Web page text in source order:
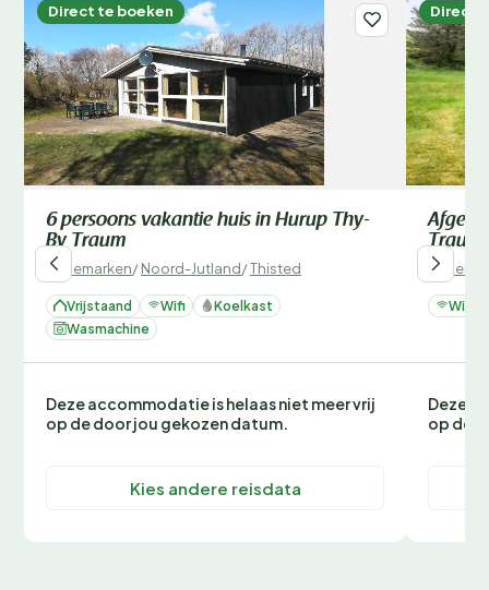
Direct te boeken
6 persoons vakantie huis in Hurup Thy-
By Traum
Denemarken/Noord-Jutland/Thisted
Vrijstaand Wifi
Koelkast
Wasmachine
Deze accommodatie is helaas niet meer vrij
op de door jou gekozen datum.
Kies andere reisdata
Direct
Traum
Wifi
Deze
op de